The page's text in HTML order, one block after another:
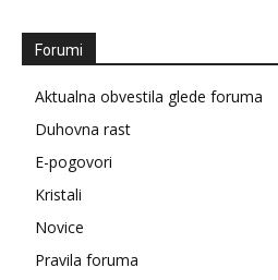
Forumi
Aktualna obvestila glede foruma
Duhovna rast
E-pogovori
Kristali
Novice
Pravila foruma